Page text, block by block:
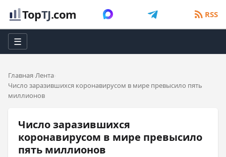
TopTJ.com RSS
☰
Главная Лента
Число заразившихся коронавирусом в мире превысило пять
миллионов
Число заразившихся
коронавирусом в мире превысило
пять миллионов